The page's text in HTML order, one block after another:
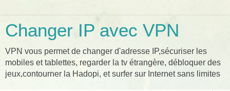
Changer IP avec VPN
VPN vous permet de changer d'adresse IP,sécuriser les
mobiles et tablettes, regarder la tv étrangère, débloquer des
jeux,contourner la Hadopi, et surfer sur Internet sans limites